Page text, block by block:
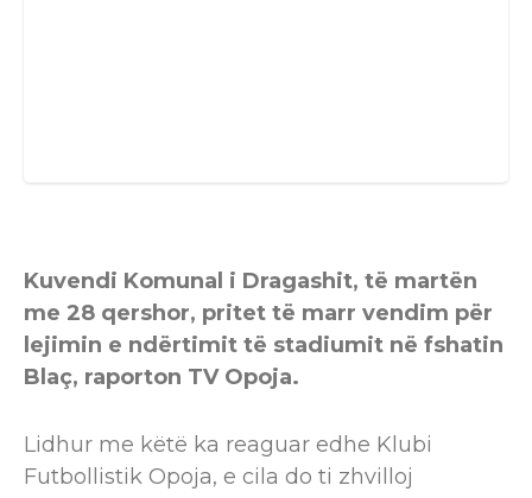
Kuvendi Komunal i Dragashit, të martën
me 28 qershor, pritet të marr vendim për
lejimin e ndërtimit të stadiumit në fshatin
Blaç, raporton TV Opoja.
Lidhur me këtë ka reaguar edhe Klubi
Futbollistik Opoja, e cila do ti zhvilloj